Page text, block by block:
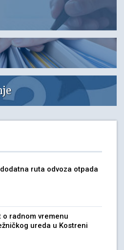
ruta odvoza otpada
o radnom vremenu
ureda u Kostreni